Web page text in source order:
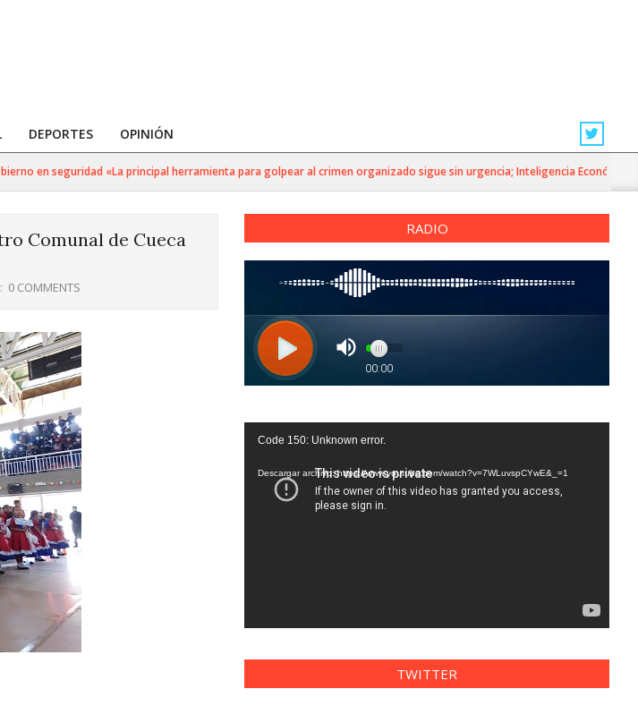
DEPORTES OPINIÓN
en seguridad «La principal herramienta para golpear al crimen organizado sigue sin urgencia; Inteligencia Económica»
Comunal de Cueca
0 COMMENTS
RADIO
Reproductor
vídeo
Code 150: Unknown error.
Descargar archivo: https://www.youtube.com/watch?v=7WLuvspCYwE&_=1
TWITTER